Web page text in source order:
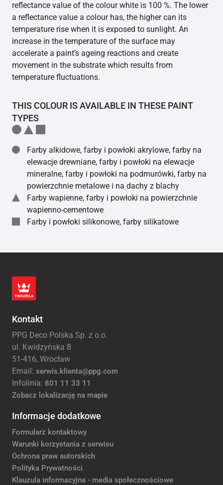
reflectance value of the colour white is 100 %. The lower
a reflectance value a colour has, the higher can its
temperature rise when it is exposed to sunlight. An
increase in the temperature of the surface may
accelerate a paint’s ageing reactions and create
movement in the substrate which results from
temperature fluctuations.
THIS COLOUR IS AVAILABLE IN THESE PAINT
TYPES
Farby alkidowe, farby i powłoki akrylowe, farby na
elewacje drewniane, farby i powłoki na elewacje
mineralne, farby i powłoki na podmurówki, farby na
powierzchnie metalowe i na dachy z blachy
Farby wapienne, farby i powłoki na powierzchnie
wapienno-cementowe
Farby i powłoki silikonowe, farby silikatowe
Kontakt
PPG Deco Polska Sp. z o.o.
ul. Kwidzyńska 8
51-416, Wrocław
Email: serwis.klienta@ppg.com
Infolinia: 801 11 33 11
Zobacz lokalizację na mapie
Informacje dodatkowe
Formularz kontaktowy
Warunki korzystania z serwisu
Ochrona praw autorskich
Polityka Prywatności
Klauzula informacyjna - media społecznościowe